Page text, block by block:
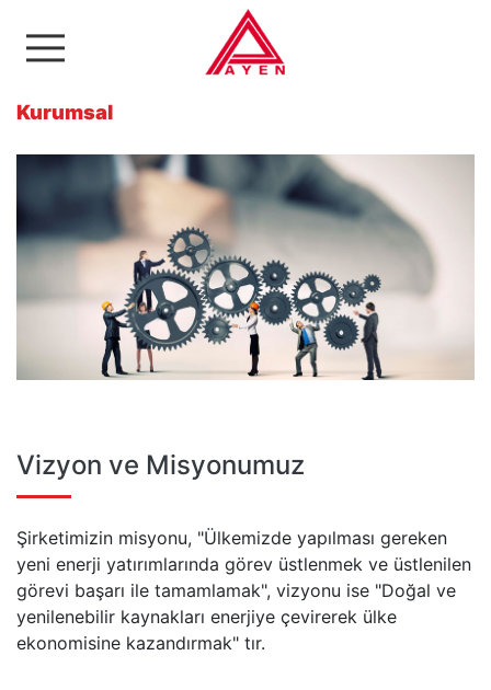
Ayen Enerji A.Ş
Kurumsal
Vizyon ve Misyonumuz
Şirketimizin misyonu, "Ülkemizde yapılması gereken
Şirketimizin misyonu, "Ülkemizde yapılması gereken
yeni enerji yatırımlarında görev üstlenmek ve üstlenilen
görevi başarı ile tamamlamak", vizyonu ise "Doğal ve
yenilenebilir kaynakları enerjiye çevirerek ülke
ekonomisine kazandırmak" tır.